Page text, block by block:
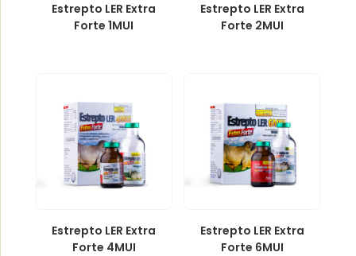
Estrepto LER Extra
Forte 1MUI
Estrepto LER Extra
Forte 2MUI
Estrepto LER Extra
Forte 4MUI
Estrepto LER Extra
Forte 6MUI